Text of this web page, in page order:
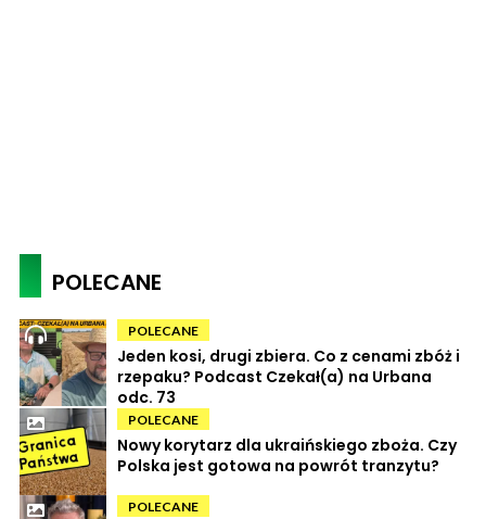
POLECANE
POLECANE
Jeden kosi, drugi zbiera. Co z cenami zbóż i
rzepaku? Podcast Czekał(a) na Urbana
odc. 73
POLECANE
Nowy korytarz dla ukraińskiego zboża. Czy
Polska jest gotowa na powrót tranzytu?
POLECANE